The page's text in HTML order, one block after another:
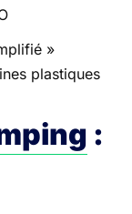
»
plastiques
: